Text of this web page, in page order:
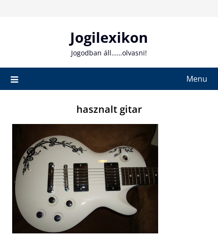
Jogilexikon
Jogodban áll……olvasni!
Menu
hasznalt gitar